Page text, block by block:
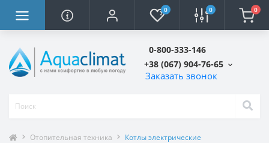
0 0 0
0-800-333-146
+38 (067) 904-76-65
Заказать звонок
Отопительная техника Котлы электрические